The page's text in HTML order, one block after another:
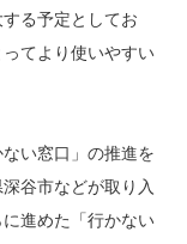
る予定としてお
てより使いやすい
い窓口」の推進を
谷市などが取り入
進めた「行かない